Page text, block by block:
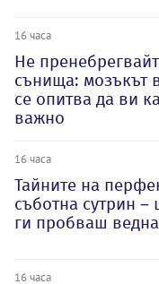
16 часа
Не
сънища: мозъкът
се опитва да ви
важно
16 часа
Тайните на
съботна сутрин
ги пробваш
16 часа